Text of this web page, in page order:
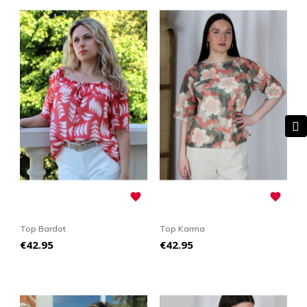

Top Bardot
Price
€42.95

Top Karma
Price
€42.95